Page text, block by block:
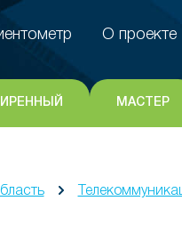
О проекте
МАСТЕР